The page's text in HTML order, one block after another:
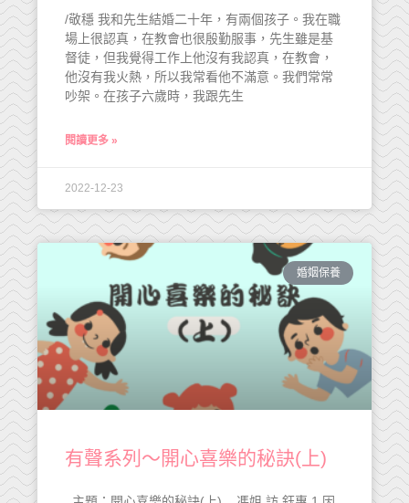
/敬穩 我和先生結婚二十年，有兩個孩子。我在職
場上很認真，在教會也很殷勤服事，先生雖是基
督徒，但我覺得工作上他沒有我認真，在教會，
他沒有我火熱，所以我常看他不滿意。我們常常
吵架。在孩子六歲時，我跟先生
閱讀更多 »
2022-12-23
婚姻保養
有聲系列～開心喜樂的秘訣(上)